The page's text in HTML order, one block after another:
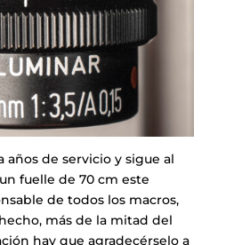
años de servicio y sigue al
fuelle de 70 cm este
de todos los macros,
más de la mitad del
hay que agradecérselo a